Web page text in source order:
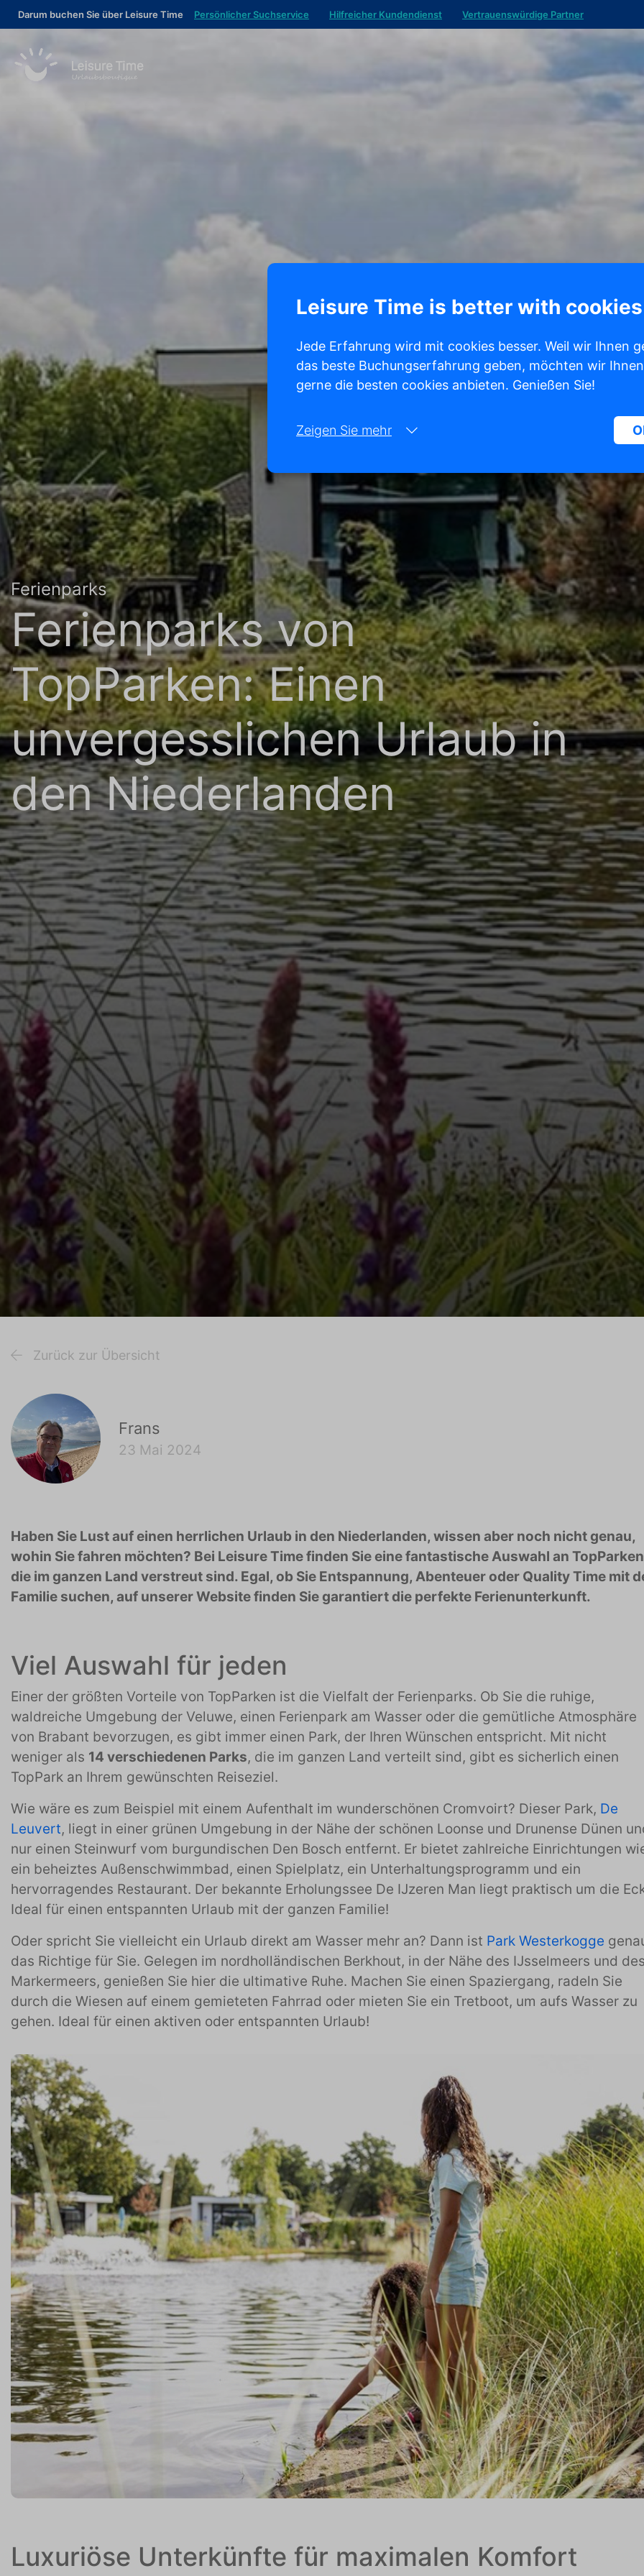
Darum buchen Sie über Leisure Time Persönlicher Suchservice Hilfreicher Kundendienst Vertrauenswürdige Partner
Ferienparks
Ferienparks von
TopParken: Einen
unvergesslichen Urlaub in
den Niederlanden
Zurück zur Übersicht
Frans
23 Mai 2024
Haben Sie Lust auf einen herrlichen Urlaub in den Niederlanden, wissen aber noch nicht genau,
wohin Sie fahren möchten? Bei Leisure Time finden Sie eine fantastische Auswahl an
die im ganzen Land verstreut sind. Egal, ob Sie Entspannung, Abenteuer oder Quality Time mit
Familie suchen, auf unserer Website finden Sie garantiert die perfekte Ferienunterkunft.
Viel Auswahl für jeden
Einer der größten Vorteile von TopParken ist die Vielfalt der Ferienparks. Ob Sie die ruhige,
waldreiche Umgebung der Veluwe, einen Ferienpark am Wasser oder die gemütliche Atmosphäre
von Brabant bevorzugen, es gibt immer einen Park, der Ihren Wünschen entspricht. Mit nicht
weniger als 14 verschiedenen Parks, die im ganzen Land verteilt sind, gibt es sicherlich einen
TopPark an Ihrem gewünschten Reiseziel.
Wie wäre es zum Beispiel mit einem Aufenthalt im wunderschönen Cromvoirt? Dieser Park, De
Leuvert, liegt in einer grünen Umgebung in der Nähe der schönen Loonse und Drunense Dünen
nur einen Steinwurf vom burgundischen Den Bosch entfernt. Er bietet zahlreiche Einrichtungen
ein beheiztes Außenschwimmbad, einen Spielplatz, ein Unterhaltungsprogramm und ein
hervorragendes Restaurant. Der bekannte Erholungssee De IJzeren Man liegt praktisch um die
Ideal für einen entspannten Urlaub mit der ganzen Familie!
Oder spricht Sie vielleicht ein Urlaub direkt am Wasser mehr an? Dann ist Park Westerkogge
das Richtige für Sie. Gelegen im nordholländischen Berkhout, in der Nähe des IJsselmeers und
Markermeers, genießen Sie hier die ultimative Ruhe. Machen Sie einen Spaziergang, radeln Sie
durch die Wiesen auf einem gemieteten Fahrrad oder mieten Sie ein Tretboot, um aufs Wasser zu
gehen. Ideal für einen aktiven oder entspannten Urlaub!
Luxuriöse Unterkünfte für maximalen Komfort
Leisure Time is better with
Jede Erfahrung wird mit cookies besser. Weil wir Ihnen
das beste Buchungserfahrung geben, möchten wir Ihnen
gerne die besten cookies anbieten. Genießen Sie!
Zeigen Sie mehr
Notwendig:
Notwendige Cookies helfen dabei, eine Website funktionsfähiger zu
machen, indem sie grundlegende Funktionen wie die
den Zugriff auf geschützte Bereiche der Website ermöglichen. Ohne
Cookies kann die Website nicht ordnungsgemäß funktionieren.
Marketing:
Diese Website verwendet Cookies und Google-Technologien, um den
Website-Traffic zu analysieren. Das Ziel von Marketing-Cookies ist
Anzeigen anzuzeigen, die auf den individuellen Benutzer
und relevant sind. Diese Anzeigen werden für Verleger und externe
Werbetreibende wertvoller.